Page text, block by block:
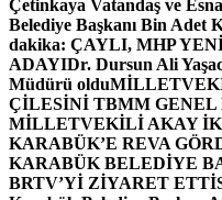
Çetinkaya Vatandaş ve
Belediye Başkanı Bin Adet
dakika: ÇAYLI, MHP
ADAYIDr. Dursun Ali
Müdürü oldu
ÇİLESİNİ TBMM GENEL
MİLLETVEKİLİ AKAY
KARABÜK’E REVA
KARABÜK BELEDİYE
BRTV’Yİ ZİYARET ETTİ